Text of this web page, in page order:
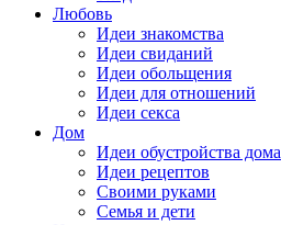
Любовь
Идеи знакомства
Идеи свиданий
Идеи обольщения
Идеи для отношений
Идеи секса
Дом
Идеи обустройства дома
Идеи рецептов
Своими руками
Семья и дети